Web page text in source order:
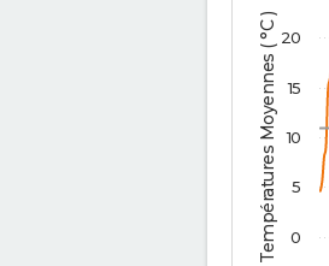
Températures Moyennes ( °C ) 0
5
10
15
20